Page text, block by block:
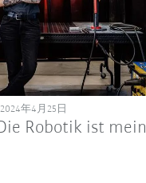
Robotik ist mein
2024年4月25日